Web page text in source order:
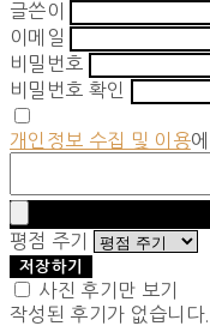
글쓴이
이메일
비밀번호
비밀번호 확인
개인정보 수집 및 이용
평점 주기
저장하기
사진 후기만 보기
작성된 후기가 없습니다.